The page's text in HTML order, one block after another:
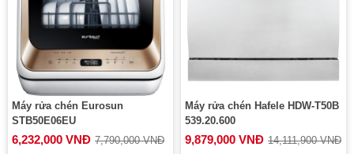
Máy rửa chén Eurosun
STB50E06EU
6,232,000 VNĐ 7,790,000 VNĐ
Máy rửa chén Hafele HDW-T50B
539.20.600
9,879,000 VNĐ 14,111,900 VNĐ